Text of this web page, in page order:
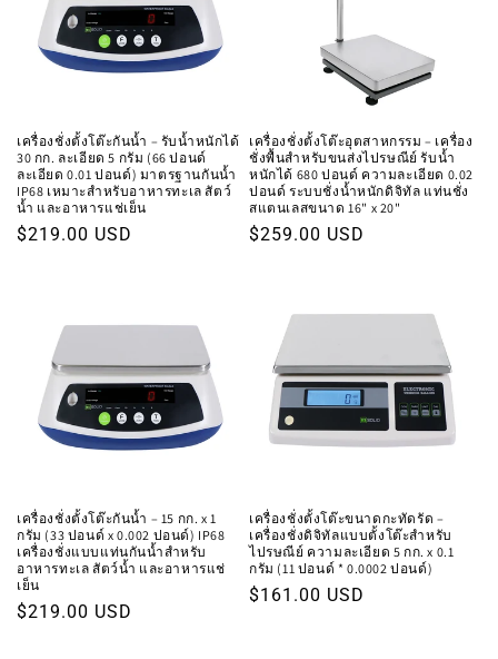
เครื่องชั่งตั้งโต๊ะกันน้ำ – รับน้ำหนักได้
30 กก. ละเอียด 5 กรัม (66 ปอนด์
ละเอียด 0.01 ปอนด์) มาตรฐานกันน้ำ
IP68 เหมาะสำหรับอาหารทะเล สัตว์
น้ำ และอาหารแช่เย็น
ราคา
$219.00 USD
เครื่องชั่งตั้งโต๊ะอุตสาหกรรม – เครื่อง
ชั่งพื้นสำหรับขนส่งไปรษณีย์ รับน้ำ
หนักได้ 680 ปอนด์ ความละเอียด 0.02
ปอนด์ ระบบชั่งน้ำหนักดิจิทัล แท่นชั่ง
สแตนเลสขนาด 16" x 20"
ราคา
$259.00 USD
เครื่องชั่งตั้งโต๊ะกันน้ำ – 15 กก. x 1
กรัม (33 ปอนด์ x 0.002 ปอนด์) IP68
เครื่องชั่งแบบแท่นกันน้ำสำหรับ
อาหารทะเล สัตว์น้ำ และอาหารแช่
เย็น
ราคา
$219.00 USD
เครื่องชั่งตั้งโต๊ะขนาดกะทัดรัด –
เครื่องชั่งดิจิทัลแบบตั้งโต๊ะสำหรับ
ไปรษณีย์ ความละเอียด 5 กก. x 0.1
กรัม (11 ปอนด์ * 0.0002 ปอนด์)
ราคา
$161.00 USD